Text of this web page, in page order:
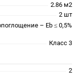
2.86 м2
2 шт
– Eb ≤ 0,5%
Класс 3
2